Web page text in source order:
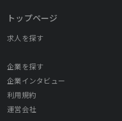
トップページ
求人を探す
企業を探す
企業インタビュー
利用規約
運営会社